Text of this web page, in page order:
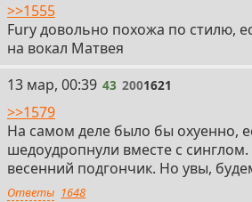
>>1555
Fury довольно похожа по стилю,
на вокал Матвея
43
13 мар, 00:39 43 2001621
>>1579
На самом деле было бы охуенно,
шедоудропнули вместе с синглом.
весенний подгончик. Но увы,
Ответы 1648